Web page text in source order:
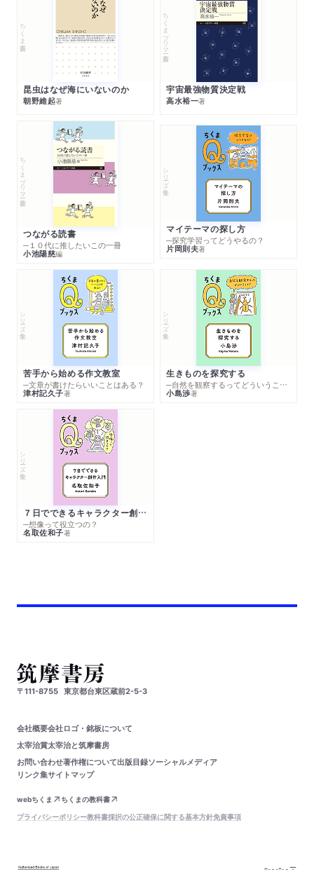
ちくま新書
昆虫はなぜ海にいないのか
朝野維起著
ちくまプリマー新書
宇宙最強物質決定戦
高水裕一著
ちくまプリマー新書
つながる読書
─１０代に推したいこの一冊
小池陽慈編
シリーズ・全集
マイテーマの探し方
─探究学習ってどうやるの？
片岡則夫著
シリーズ・全集
苦手から始める作文教室
─文章が書けたらいいことはある？
津村記久子著
シリーズ・全集
生きものを探究する
─自然を観察するってどういうこと？
小島渉著
シリーズ・全集
７日でできるキャラクター創作入門
─想像って役立つの？
名取佐和子著
〒111-8755 東京都台東区蔵前2-5-3
会社概要会社ロゴ・銘板について
太宰治賞太宰治と筑摩書房
お問い合わせ著作権について出版目録ソーシャルメディア
リンク集サイトマップ
webちくま
ちくまの教科書
プライバシーポリシー教科書採択の公正確保に関する基本方針免責事項